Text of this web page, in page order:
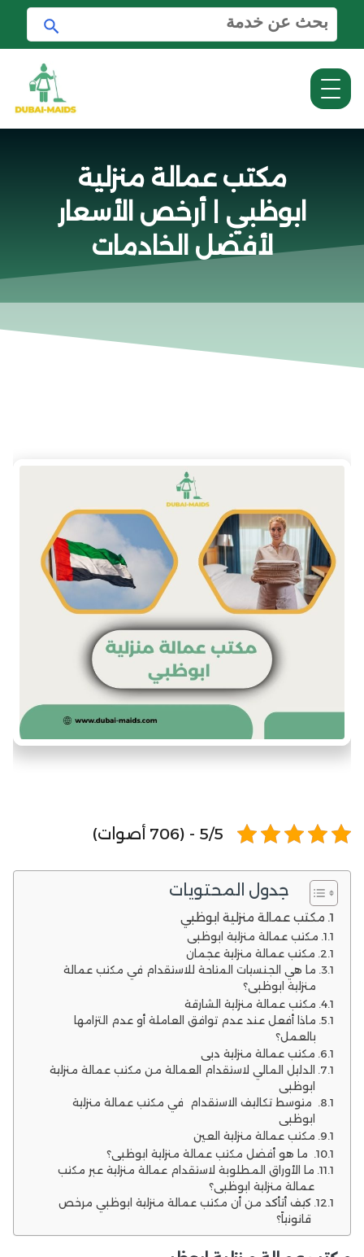
ل
ب
ح
ث
ع
ب
ح
ث
مكتب عمالة منزلية
ابوظبي | أرخص الأسعار
لأفضل الخادمات
5/5 - (706 أصوات)
جدول المحتويات
مكتب عمالة منزلية ابوظبي
مكتب عمالة منزلية ابوظبي
مكتب عمالة منزلية عجمان
ما هي الجنسيات المتاحة للاستقدام في مكتب عمالة
منزلية ابوظبي؟
مكتب عمالة منزلية الشارقة
ماذا أفعل عند عدم توافق العاملة أو عدم التزامها
بالعمل؟
مكتب عمالة منزلية دبي
الدليل المالي لاستقدام العمالة من مكتب عمالة منزلية
ابوظبي
متوسط تكاليف الاستقدام في مكتب عمالة منزلية
ابوظبي
مكتب عمالة منزلية العين
ما هو أفضل مكتب عمالة منزلية ابوظبي؟
ما الأوراق المطلوبة لاستقدام عمالة منزلية عبر مكتب
عمالة منزلية ابوظبي؟
كيف أتأكد من أن مكتب عمالة منزلية ابوظبي مرخص
قانونياً؟